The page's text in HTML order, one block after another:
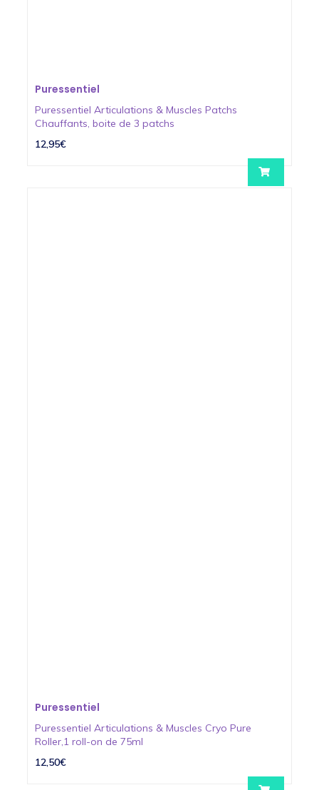
Puressentiel
Puressentiel Articulations & Muscles Patchs
Chauffants, boite de 3 patchs
12,95€
Puressentiel
Puressentiel Articulations & Muscles Cryo Pure
Roller,1 roll-on de 75ml
12,50€